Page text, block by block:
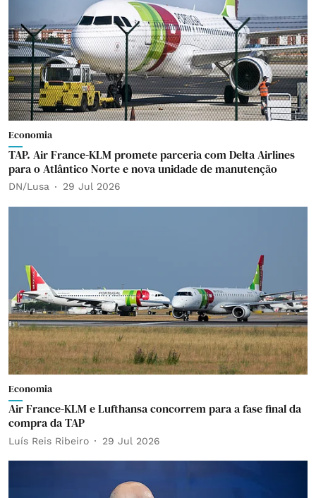
Economia
TAP. Air France-KLM promete parceria com Delta Airlines
para o Atlântico Norte e nova unidade de manutenção
DN/Lusa 29 Jul 2026
Economia
Air France-KLM e Lufthansa concorrem para a fase final da
compra da TAP
Luís Reis Ribeiro 29 Jul 2026